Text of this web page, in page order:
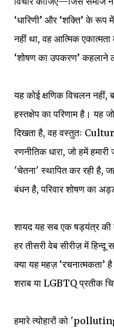
‘धारिणी’ और ‘शक्ति’ के रूप
नहीं था, वह आत्मिक
‘शोषण का उपकरण’ कहलाने
यह कोई क्षणिक विचलन नहीं,
हस्तक्षेप का परिणाम है।
दिखता है, वह वस्तुतः
रणनीतिक धारा, जो हमें
'चेतना' स्थापित कर रही है,
बंधन है, परिवार शोषण का
शायद यह सब एक षड्यंत्र की
हर तीसरी वेब सीरीज़ में हिन्दू
क्या यह महज़ ‘रचनात्मकता’
शराब या LGBTQ प्रतीक
हमारे त्योहारों को